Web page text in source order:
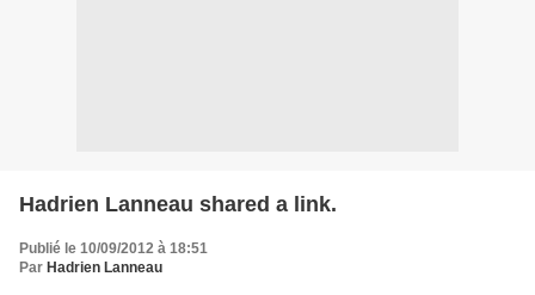
Hadrien Lanneau shared a link.
Publié le 10/09/2012 à 18:51
Par Hadrien Lanneau